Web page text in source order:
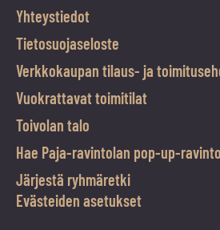
Yhteystiedot
Tietosuojaseloste
Verkkokaupan tilaus- ja
Vuokrattavat toimitilat
Toivolan talo
Hae Paja-ravintolan pop-up-
Järjestä ryhmäretki
Evästeiden asetukset